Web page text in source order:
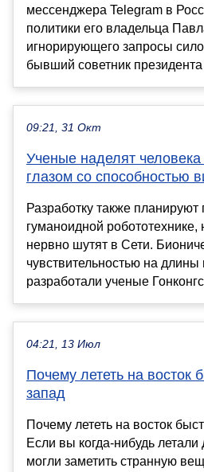
мессенджера Telegram в
политики его владельца
игнорирующего запросы
бывший советник
09:21, 31 Окт
Ученые наделят
глазом со способностью
Разработку также планируют
гуманоидной робототехнике,
нервно шутят в Сети.
чувствительностью на
разработали ученые
04:21, 13 Июл
Почему лететь на восток
запад
Почему лететь на восток
Если вы когда-нибудь летали
могли заметить странную